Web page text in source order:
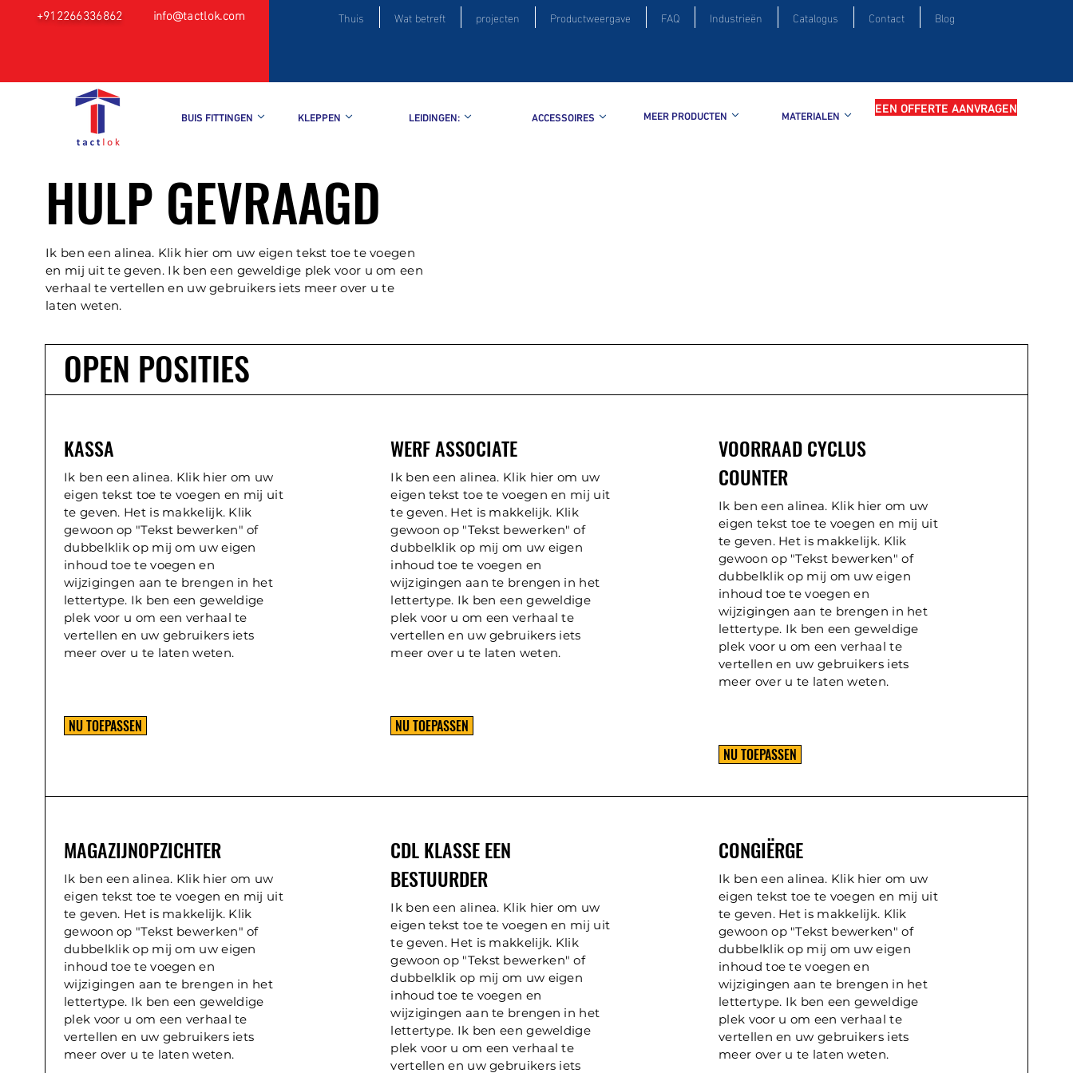
+912266336862 info@tactlok.com Thuis Wat betreft projecten Productweergave FAQ Industrieën Catalogus Contact Blog
BUIS FITTINGEN KLEPPEN LEIDINGEN: ACCESSOIRES MEER PRODUCTEN MATERIALEN EEN OFFERTE AANVRAGEN
HULP GEVRAAGD
Ik ben een alinea. Klik hier om uw eigen tekst toe te voegen
en mij uit te geven. Ik ben een geweldige plek voor u om een
verhaal te vertellen en uw gebruikers iets meer over u te
laten weten.
OPEN POSITIES
KASSA
Ik ben een alinea. Klik hier om uw
eigen tekst toe te voegen en mij uit
te geven. Het is makkelijk. Klik
gewoon op "Tekst bewerken" of
dubbelklik op mij om uw eigen
inhoud toe te voegen en
wijzigingen aan te brengen in het
lettertype. Ik ben een geweldige
plek voor u om een verhaal te
vertellen en uw gebruikers iets
meer over u te laten weten.
NU TOEPASSEN
WERF ASSOCIATE
Ik ben een alinea. Klik hier om uw
eigen tekst toe te voegen en mij uit
te geven. Het is makkelijk. Klik
gewoon op "Tekst bewerken" of
dubbelklik op mij om uw eigen
inhoud toe te voegen en
wijzigingen aan te brengen in het
lettertype. Ik ben een geweldige
plek voor u om een verhaal te
vertellen en uw gebruikers iets
meer over u te laten weten.
NU TOEPASSEN
VOORRAAD CYCLUS
COUNTER
Ik ben een alinea. Klik hier om uw
eigen tekst toe te voegen en mij uit
te geven. Het is makkelijk. Klik
gewoon op "Tekst bewerken" of
dubbelklik op mij om uw eigen
inhoud toe te voegen en
wijzigingen aan te brengen in het
lettertype. Ik ben een geweldige
plek voor u om een verhaal te
vertellen en uw gebruikers iets
meer over u te laten weten.
NU TOEPASSEN
MAGAZIJNOPZICHTER
Ik ben een alinea. Klik hier om uw
eigen tekst toe te voegen en mij uit
te geven. Het is makkelijk. Klik
gewoon op "Tekst bewerken" of
dubbelklik op mij om uw eigen
inhoud toe te voegen en
wijzigingen aan te brengen in het
lettertype. Ik ben een geweldige
plek voor u om een verhaal te
vertellen en uw gebruikers iets
meer over u te laten weten.
CDL KLASSE EEN
BESTUURDER
Ik ben een alinea. Klik hier om uw
eigen tekst toe te voegen en mij uit
te geven. Het is makkelijk. Klik
gewoon op "Tekst bewerken" of
dubbelklik op mij om uw eigen
inhoud toe te voegen en
wijzigingen aan te brengen in het
lettertype. Ik ben een geweldige
plek voor u om een verhaal te
vertellen en uw gebruikers iets
CONGIËRGE
Ik ben een alinea. Klik hier om uw
eigen tekst toe te voegen en mij uit
te geven. Het is makkelijk. Klik
gewoon op "Tekst bewerken" of
dubbelklik op mij om uw eigen
inhoud toe te voegen en
wijzigingen aan te brengen in het
lettertype. Ik ben een geweldige
plek voor u om een verhaal te
vertellen en uw gebruikers iets
meer over u te laten weten.